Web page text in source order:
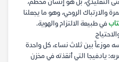
التقليدي، بل هو إنسان محطم،
والارتباك الروحي، وهو ما يجعلنا
في طبيعة الالتزام والهوية.
موزعاً بين ثلاث نساء، كل واحدة
يادفيجا التي أنقذته في مخزن